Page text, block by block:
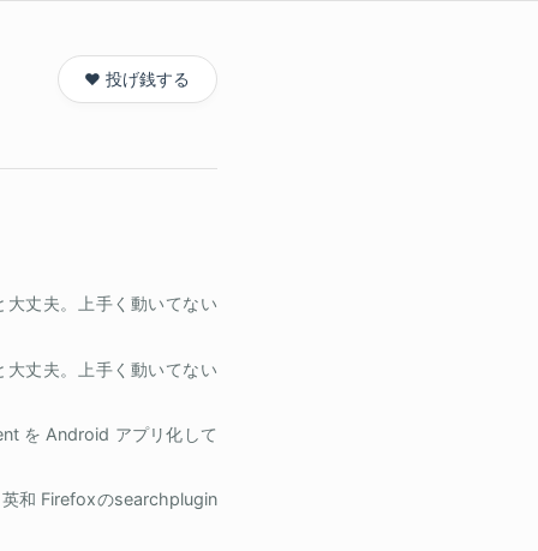
❤️ 投げ銭する
丈夫。上手く動いてない
丈夫。上手く動いてない
を Android アプリ化して
和 Firefoxのsearchplugin